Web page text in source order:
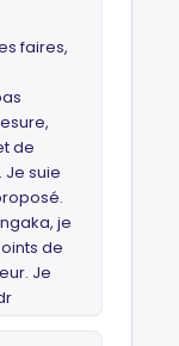
faires,
de
Je suie
je
de
Je